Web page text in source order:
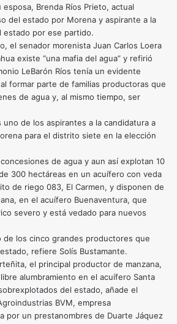
Brenda Ríos Prieto, actual
del estado por Morena y aspirante a la
estado por ese partido.
el senador morenista Juan Carlos Loera
existe “una mafia del agua” y refirió
LeBarón Ríos tenía un evidente
formar parte de familias productoras que
de agua y, al mismo tiempo, ser
uno de los aspirantes a la candidatura a
para el distrito siete en la elección
de agua y aun así explotan 10
300 hectáreas en un acuífero con veda
de riego 083, El Carmen, y disponen de
en el acuífero Buenaventura, que
severo y está vedado para nuevos
de los cinco grandes productores que
refiere Solís Bustamante.
el principal productor de manzana,
alumbramiento en el acuífero Santa
del estado, añade el
BVM, empresa
por un prestanombres de Duarte Jáquez